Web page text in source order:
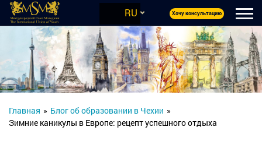
RU Хочу консультацию
Главная » Блог об образовании в Чехии »
Зимние каникулы в Европе: рецепт успешного отдыха